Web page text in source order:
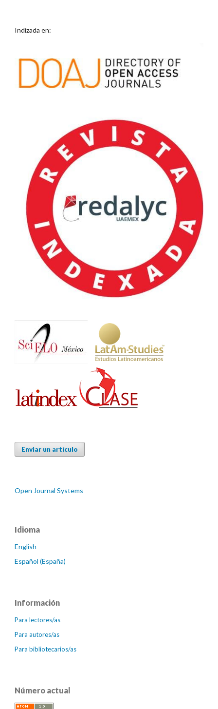
Indizada en:
Enviar un artículo
Open Journal Systems
Idioma
English
Español (España)
Información
Para lectores/as
Para autores/as
Para bibliotecarios/as
Número actual